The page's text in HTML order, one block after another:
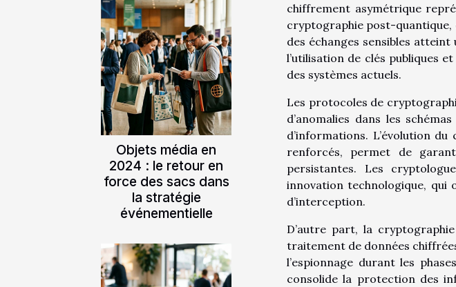
Objets média en
2024 : le retour en
force des sacs dans
la stratégie
événementielle
chiffrement asymétrique
cryptographie post-quantique,
des échanges sensibles
l’utilisation de clés publiques
des systèmes actuels.
Les protocoles de
d’anomalies dans les
d’informations. L’évolution
renforcés, permet de
persistantes. Les
innovation technologique, qui
d’interception.
D’autre part, la
traitement de données
l’espionnage durant les
consolide la protection des